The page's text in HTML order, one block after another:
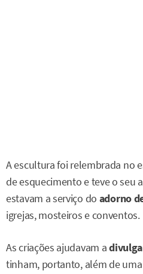
A escultura foi relembrada no
de esquecimento e teve o seu
estavam a serviço do adorno
igrejas, mosteiros e conventos.
As criações ajudavam a
tinham, portanto, além de